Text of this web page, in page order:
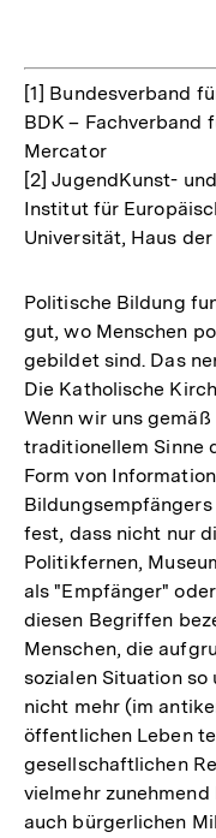
[1] Bundesverband
BDK – Fachverband
Mercator
[2] JugendKunst-
Institut für
Universität, Haus
Politische Bildung
gut, wo Menschen
gebildet sind. Das
Die Katholische
Wenn wir uns
traditionellem Sinne
Form von
fest, dass nicht nur
Politikfernen,
als "Empfänger"
diesen Begriffen
Menschen, die
sozialen Situation
nicht mehr (im
öffentlichen Leben
gesellschaftlichen
vielmehr
auch bürgerlichen